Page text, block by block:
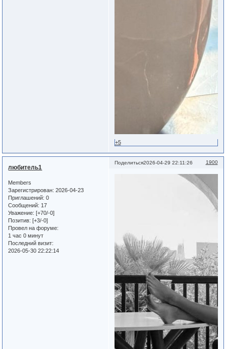
+5
Поделиться 1900
2026-04-29 22:11:26
любитель1
Members
Зарегистрирован: 2026-04-23
Приглашений: 0
Сообщений: 17
Уважение: [+70/-0]
Позитив: [+3/-0]
Провел на форуме:
1 час 0 минут
Последний визит:
2026-05-30 22:22:14